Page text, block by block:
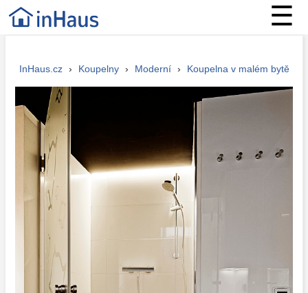
☰
InHaus.cz › Koupelny › Moderní › Koupelna v malém bytě